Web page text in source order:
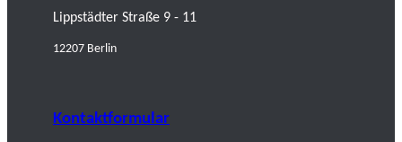
Lippstädter Straße 9 - 11
12207 Berlin
Kontaktformular